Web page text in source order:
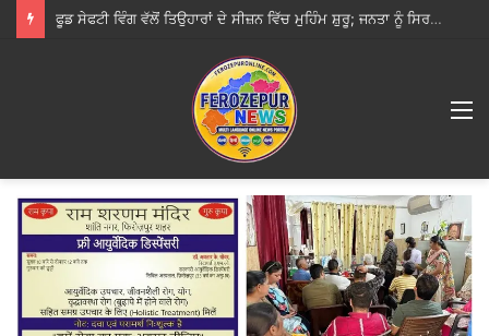
ਫੂਡ ਸੇਫਟੀ ਵਿੰਗ ਵੱਲੋਂ ਤਿਉਹਾਰਾਂ ਦੇ ਸੀਜ਼ਨ ਵਿੱਚ ਮੁਹਿੰਮ ਸ਼ੁਰੂ; ਜਨਤਾ ਨੂੰ ਸਿਰਫ਼ ਲਾਇਸੰਸਸ਼ੁਦਾ ਵਿਕਰੇਤਾਵਾਂ ਤੋਂ ਹੀ ਭੋਜਨ ਖਰੀਦਣ ਦੀ ਅਪੀਲ